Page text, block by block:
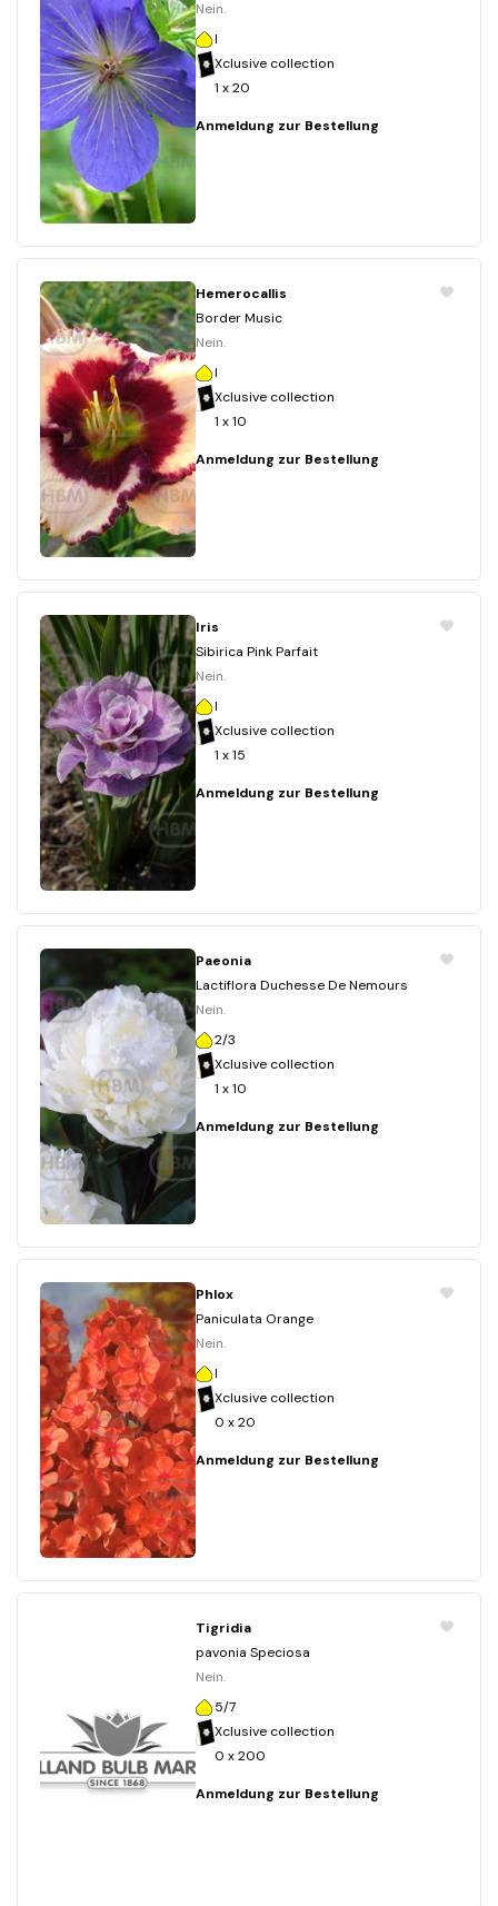
Nein.
I
Xclusive collection
1 x 20
Anmeldung zur Bestellung
Hemerocallis
Border Music
Nein.
I
Xclusive collection
1 x 10
Anmeldung zur Bestellung
Iris
Sibirica Pink Parfait
Nein.
I
Xclusive collection
1 x 15
Anmeldung zur Bestellung
Paeonia
Lactiflora Duchesse De Nemours
Nein.
2/3
Xclusive collection
1 x 10
Anmeldung zur Bestellung
Phlox
Paniculata Orange
Nein.
I
Xclusive collection
0 x 20
Anmeldung zur Bestellung
Tigridia
pavonia Speciosa
Nein.
5/7
Xclusive collection
0 x 200
Anmeldung zur Bestellung